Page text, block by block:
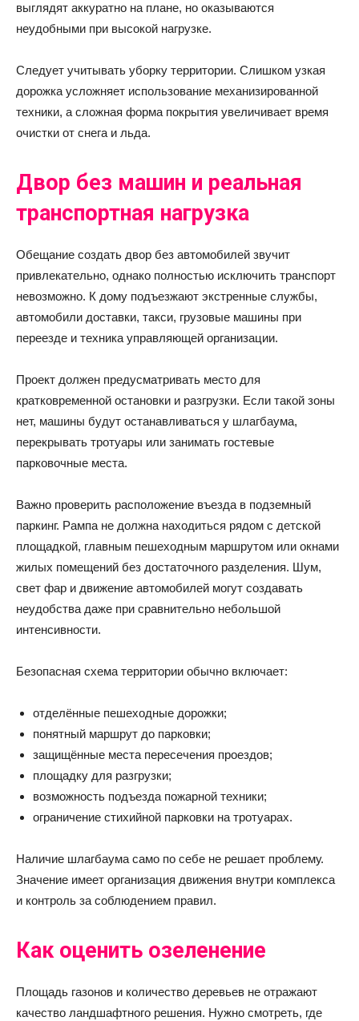
выглядят аккуратно на плане, но оказываются
неудобными при высокой нагрузке.
Следует учитывать уборку территории. Слишком узкая
дорожка усложняет использование механизированной
техники, а сложная форма покрытия увеличивает время
очистки от снега и льда.
Двор без машин и реальная
транспортная нагрузка
Обещание создать двор без автомобилей звучит
привлекательно, однако полностью исключить транспорт
невозможно. К дому подъезжают экстренные службы,
автомобили доставки, такси, грузовые машины при
переезде и техника управляющей организации.
Проект должен предусматривать место для
кратковременной остановки и разгрузки. Если такой зоны
нет, машины будут останавливаться у шлагбаума,
перекрывать тротуары или занимать гостевые
парковочные места.
Важно проверить расположение въезда в подземный
паркинг. Рампа не должна находиться рядом с детской
площадкой, главным пешеходным маршрутом или окнами
жилых помещений без достаточного разделения. Шум,
свет фар и движение автомобилей могут создавать
неудобства даже при сравнительно небольшой
интенсивности.
Безопасная схема территории обычно включает:
отделённые пешеходные дорожки;
понятный маршрут до парковки;
защищённые места пересечения проездов;
площадку для разгрузки;
возможность подъезда пожарной техники;
ограничение стихийной парковки на тротуарах.
Наличие шлагбаума само по себе не решает проблему.
Значение имеет организация движения внутри комплекса
и контроль за соблюдением правил.
Как оценить озеленение
Площадь газонов и количество деревьев не отражают
качество ландшафтного решения. Нужно смотреть, где